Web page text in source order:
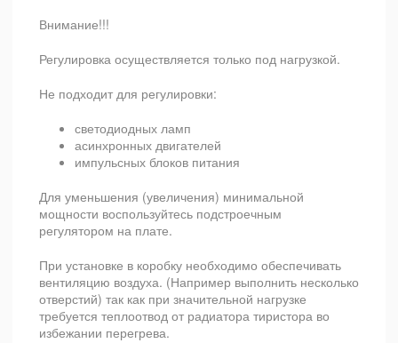
Внимание!!!
Регулировка осуществляется только под нагрузкой.
Не подходит для регулировки:
светодиодных ламп
асинхронных двигателей
импульсных блоков питания
Для уменьшения (увеличения) минимальной
мощности воспользуйтесь подстроечным
регулятором на плате.
При установке в коробку необходимо обеспечивать
вентиляцию воздуха. (Например выполнить несколько
отверстий) так как при значительной нагрузке
требуется теплоотвод от радиатора тиристора во
избежании перегрева.